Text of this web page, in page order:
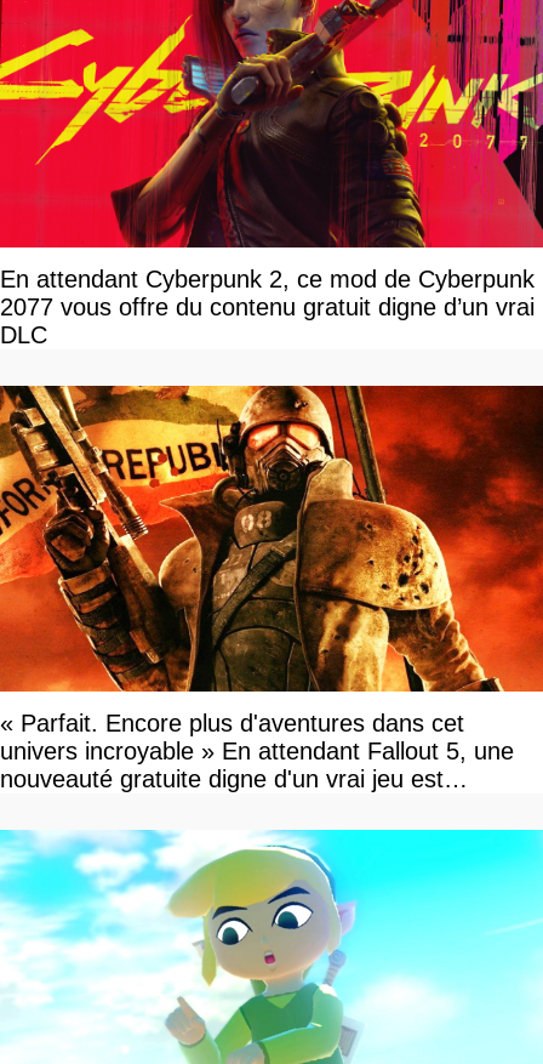
En attendant Cyberpunk 2, ce mod de Cyberpunk
2077 vous offre du contenu gratuit digne d’un vrai
DLC
« Parfait. Encore plus d'aventures dans cet
univers incroyable » En attendant Fallout 5, une
nouveauté gratuite digne d'un vrai jeu est